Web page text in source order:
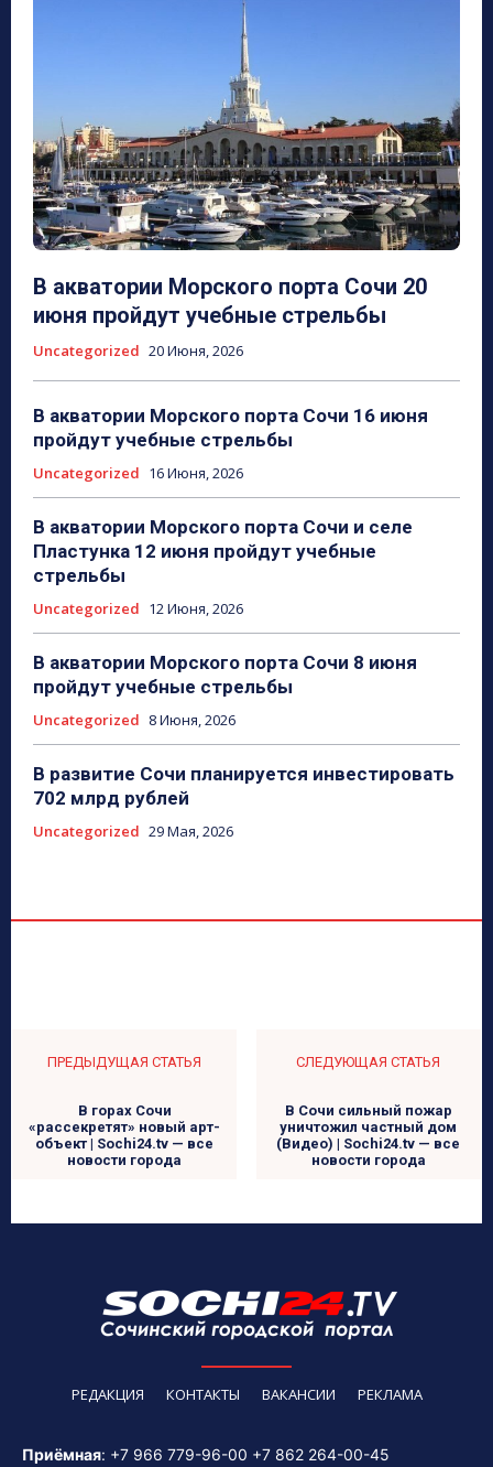
В акватории Морского порта Сочи 20
июня пройдут учебные стрельбы
Uncategorized 20 Июня, 2026
В акватории Морского порта Сочи 16 июня
пройдут учебные стрельбы
Uncategorized 16 Июня, 2026
В акватории Морского порта Сочи и селе
Пластунка 12 июня пройдут учебные
стрельбы
Uncategorized 12 Июня, 2026
В акватории Морского порта Сочи 8 июня
пройдут учебные стрельбы
Uncategorized 8 Июня, 2026
В развитие Сочи планируется инвестировать
702 млрд рублей
Uncategorized 29 Мая, 2026
ПРЕДЫДУЩАЯ СТАТЬЯ
В горах Сочи
«рассекретят» новый арт-
объект | Sochi24.tv — все
новости города
СЛЕДУЮЩАЯ СТАТЬЯ
В Сочи сильный пожар
уничтожил частный дом
(Видео) | Sochi24.tv — все
новости города
РЕДАКЦИЯ КОНТАКТЫ ВАКАНСИИ РЕКЛАМА
Приёмная: +7 966 779-96-00 +7 862 264-00-45